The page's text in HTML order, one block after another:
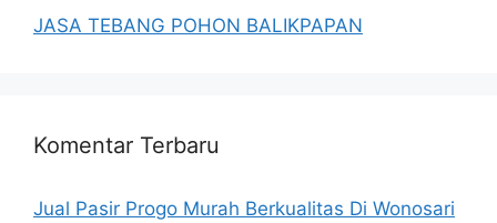
JASA TEBANG POHON BALIKPAPAN
Komentar Terbaru
Jual Pasir Progo Murah Berkualitas Di Wonosari